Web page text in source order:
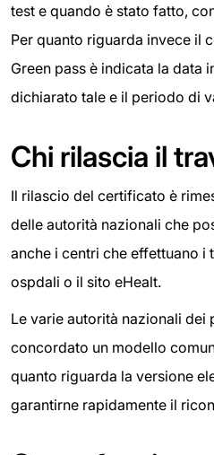
test e quando è stato fatto,
Per quanto riguarda invece il
Green pass è indicata la data
dichiarato tale e il periodo di
Chi rilascia il
Il rilascio del certificato è
delle autorità nazionali che
anche i centri che effettuano i
ospdali o il sito eHealt.
Le varie autorità nazionali dei
concordato un modello
quanto riguarda la versione
garantirne rapidamente il